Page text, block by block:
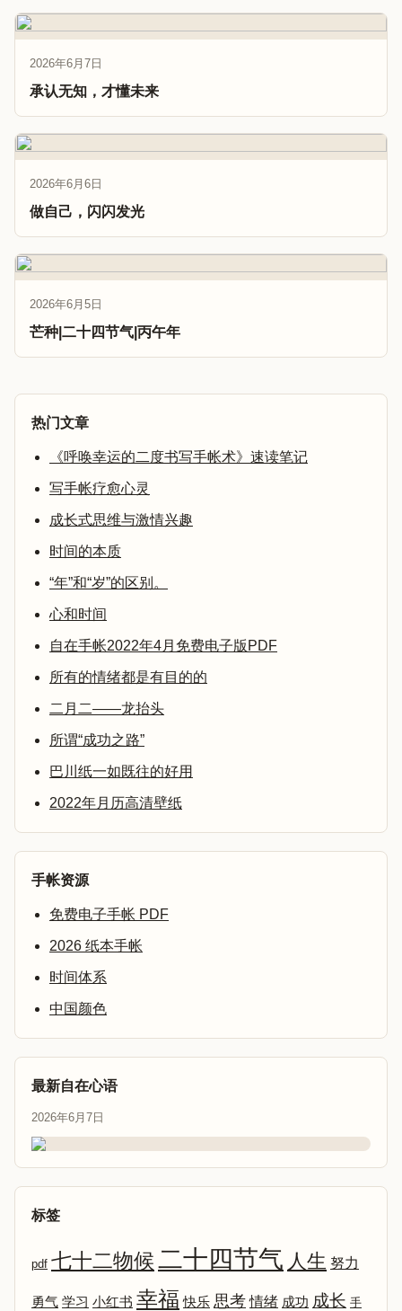
2026年6月7日
承认无知，才懂未来
2026年6月6日
做自己，闪闪发光
2026年6月5日
芒种|二十四节气|丙午年
热门文章
《呼唤幸运的二度书写手帐术》速读笔记
写手帐疗愈心灵
成长式思维与激情兴趣
时间的本质
“年”和“岁”的区别。
心和时间
自在手帐2022年4月免费电子版PDF
所有的情绪都是有目的的
二月二——龙抬头
所谓“成功之路”
巴川纸一如既往的好用
2022年月历高清壁纸
手帐资源
免费电子手帐 PDF
2026 纸本手帐
时间体系
中国颜色
最新自在心语
2026年6月7日
标签
pdf 七十二物候二十四节气 人生 努力
勇气 学习 小红书 幸福 快乐 思考 情绪 成功 成长 手